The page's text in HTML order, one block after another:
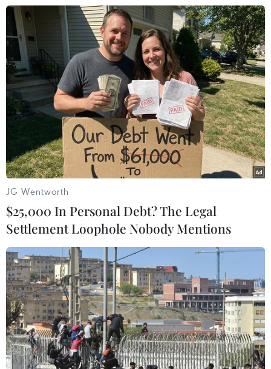
Hà Nội đã giải phóng hơn 80% mặt bằng
dự án đường Vành đai 4
21/06/2023 10:48
Dự án đường Vành đai 4 đoạn qua địa bàn thành phố
Hà Nội đã giải phóng mặt bằng và đủ điều kiện để
khởi công trong thời gian tới đây.
Hạ tầng giao thông Thủ đô có
những bước phát triển vượt bậc
28/07/2023 03:24
JG Wentworth
$25,000 In Personal Debt? The Legal
Settlement Loophole Nobody Mentions